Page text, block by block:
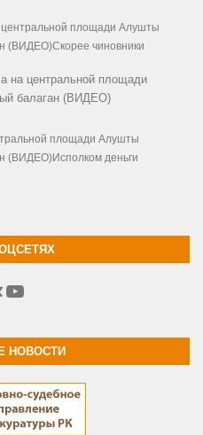
центральной площади Алушты
(ВИДЕО)Скорее чиновники
на центральной площади
балаган (ВИДЕО)
площади Алушты
(ВИДЕО)Исполком деньги
YouTube
НОВОСТИ